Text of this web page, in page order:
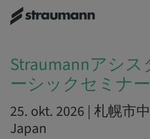
Straumannアシスタン
トベーシックセミナ
Straumannアシ
ーシックセミナー
25. okt. 2026 | 札幌市
Japan